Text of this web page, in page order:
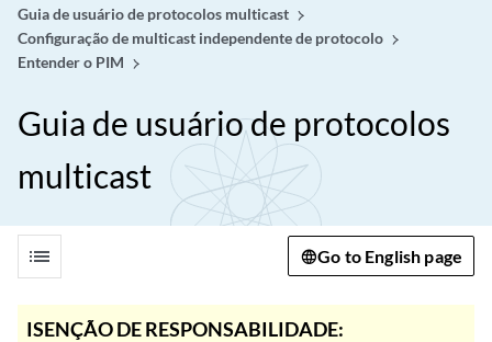
Guia de usuário de protocolos multicast
Configuração de multicast independente de protocolo
Entender o PIM
Guia de usuário de protocolos
multicast
list Go to English page
ISENÇÃO DE RESPONSABILIDADE: